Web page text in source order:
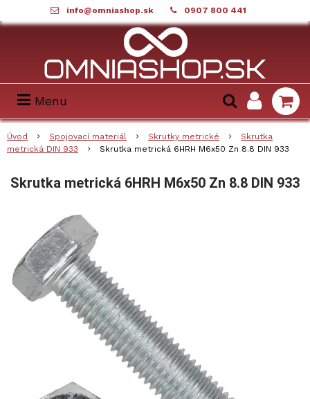
info@omniashop.sk 0907 800 441
Menu
Úvod Spojovací materiál Skrutky metrické
Skrutka
metrická DIN 933
Skrutka metrická 6HRH M6x50 Zn 8.8 DIN 933
Skrutka metrická 6HRH M6x50 Zn 8.8 DIN 933